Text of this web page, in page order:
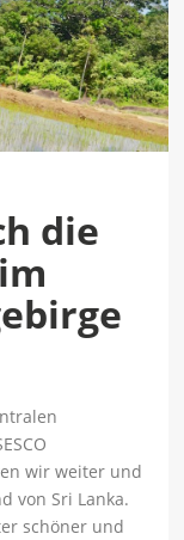
die
wir weiter und
von Sri Lanka.
schöner und